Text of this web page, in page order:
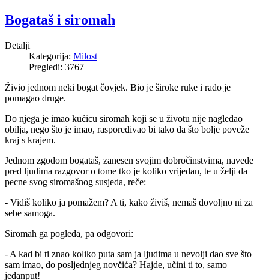
Bogataš i siromah
Detalji
Kategorija: Milost
Pregledi: 3767
Živio jednom neki bogat čovjek. Bio je široke ruke i rado je
pomagao druge.
Do njega je imao kućicu siromah koji se u životu nije nagledao
obilja, nego što je imao, raspoređivao bi tako da što bolje poveže
kraj s krajem.
Jednom zgodom bogataš, zanesen svojim dobročinstvima, navede
pred ljudima razgovor o tome tko je koliko vrijedan, te u želji da
pecne svog siromašnog susjeda, reče:
- Vidiš koliko ja pomažem? A ti, kako živiš, nemaš dovoljno ni za
sebe samoga.
Siromah ga pogleda, pa odgovori:
- A kad bi ti znao koliko puta sam ja ljudima u nevolji dao sve što
sam imao, do posljednjeg novčića? Hajde, učini ti to, samo
jedanput!